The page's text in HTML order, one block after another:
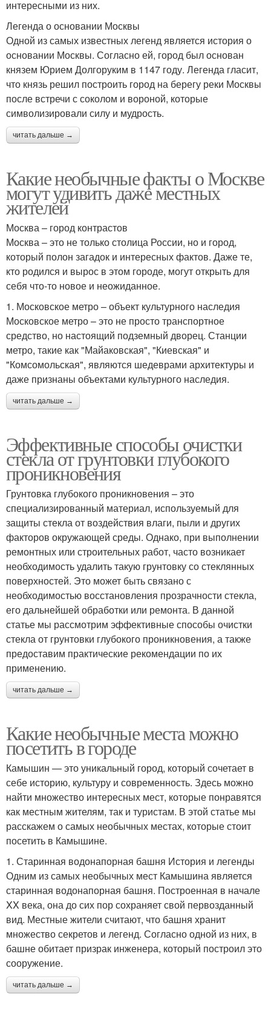
интересными из них.
Легенда о основании Москвы
Одной из самых известных легенд является история о
основании Москвы. Согласно ей, город был основан
князем Юрием Долгоруким в 1147 году. Легенда гласит,
что князь решил построить город на берегу реки Москвы
после встречи с соколом и вороной, которые
символизировали силу и мудрость.
читать дальше →
Какие необычные факты о Москве
могут удивить даже местных
жителей
Москва – город контрастов
Москва – это не только столица России, но и город,
который полон загадок и интересных фактов. Даже те,
кто родился и вырос в этом городе, могут открыть для
себя что-то новое и неожиданное.
1. Московское метро – объект культурного наследия
Московское метро – это не просто транспортное
средство, но настоящий подземный дворец. Станции
метро, такие как "Майаковская", "Киевская" и
"Комсомольская", являются шедеврами архитектуры и
даже признаны объектами культурного наследия.
читать дальше →
Эффективные способы очистки
стекла от грунтовки глубокого
проникновения
Грунтовка глубокого проникновения – это
специализированный материал, используемый для
защиты стекла от воздействия влаги, пыли и других
факторов окружающей среды. Однако, при выполнении
ремонтных или строительных работ, часто возникает
необходимость удалить такую грунтовку со стеклянных
поверхностей. Это может быть связано с
необходимостью восстановления прозрачности стекла,
его дальнейшей обработки или ремонта. В данной
статье мы рассмотрим эффективные способы очистки
стекла от грунтовки глубокого проникновения, а также
предоставим практические рекомендации по их
применению.
читать дальше →
Какие необычные места можно
посетить в городе
Камышин — это уникальный город, который сочетает в
себе историю, культуру и современность. Здесь можно
найти множество интересных мест, которые понравятся
как местным жителям, так и туристам. В этой статье мы
расскажем о самых необычных местах, которые стоит
посетить в Камышине.
1. Старинная водонапорная башня История и легенды
Одним из самых необычных мест Камышина является
старинная водонапорная башня. Построенная в начале
XX века, она до сих пор сохраняет свой первозданный
вид. Местные жители считают, что башня хранит
множество секретов и легенд. Согласно одной из них, в
башне обитает призрак инженера, который построил это
сооружение.
читать дальше →